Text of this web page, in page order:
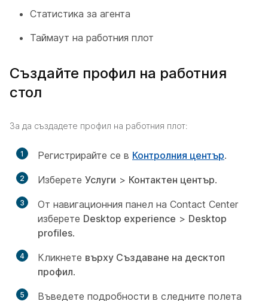
Статистика за агента
Таймаут на работния плот
Създайте профил на работния
стол
За да създадете профил на работния плот:
1 Регистрирайте се в Контролния център.
2 Изберете Услуги > Контактен център.
3
От навигационния панел на Contact Center
изберете Desktop experience > Desktop
profiles.
4 Кликнете върху Създаване на десктоп
профил.
5
Въведете подробности в следните полета